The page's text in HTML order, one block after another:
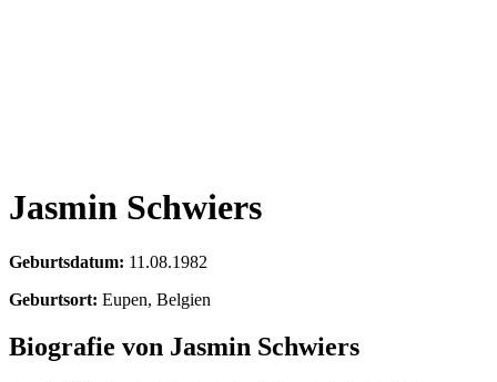
Jasmin Schwiers
Geburtsdatum: 11.08.1982
Geburtsort: Eupen, Belgien
Biografie von Jasmin Schwiers